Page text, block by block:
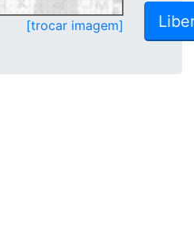
[trocar imagem]